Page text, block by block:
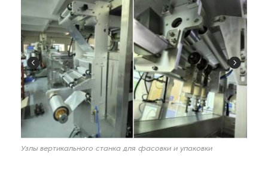
Узлы вертикального станка для фасовки и упаковки